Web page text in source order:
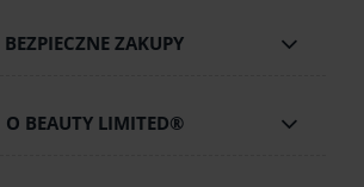
BEZPIECZNE ZAKUPY
O BEAUTY LIMITED®